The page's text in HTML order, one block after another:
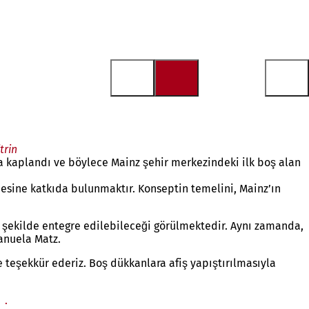
kaplandı ve böylece Mainz şehir merkezindeki ilk boş alan
katkıda bulunmaktır. Konseptin temelini, Mainz’ın
entegre edilebileceği görülmektedir. Aynı zamanda,
Matz.
ederiz. Boş dükkanlara afiş yapıştırılmasıyla
(Yeni
.